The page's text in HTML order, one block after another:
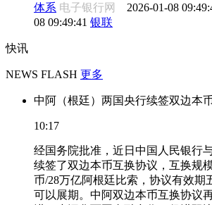
体系 电子银行网 2026-01-08
08 09:49:41 银联
快讯
NEWS FLASH 更多
中阿（根廷）两国央行续签双边本
10:17
经国务院批准，近日中国人民银行
续签了双边本币互换协议，互换规
币/28万亿阿根廷比索，协议有效期
可以展期。中阿双边本币互换协议